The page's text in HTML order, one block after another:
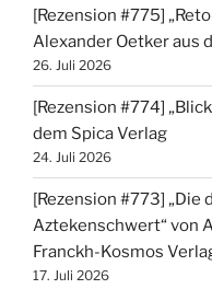
[Rezension #775]
Alexander Oetker aus
26. Juli 2026
[Rezension #774]
dem Spica Verlag
24. Juli 2026
[Rezension #773] „Die
Aztekenschwert“ von
Franckh-Kosmos
17. Juli 2026